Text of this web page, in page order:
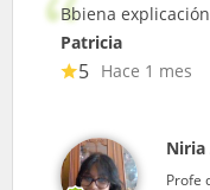
Bbiena
Patricia
5 Hace 1 mes
Niria
Profe